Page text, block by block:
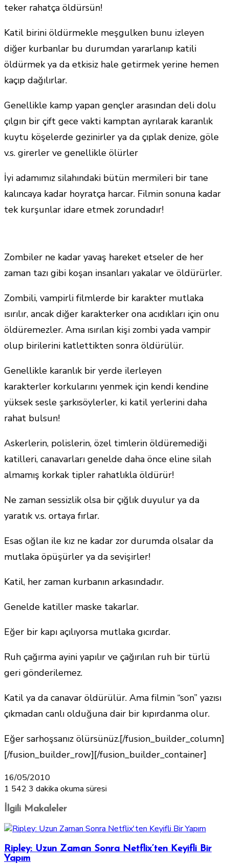
teker rahatça öldürsün!
Katil birini öldürmekle meşgulken bunu izleyen
diğer kurbanlar bu durumdan yararlanıp katili
öldürmek ya da etkisiz hale getirmek yerine hemen
kaçıp dağılırlar.
Genellikle kamp yapan gençler arasından deli dolu
çılgın bir çift gece vakti kamptan ayrılarak karanlık
kuytu köşelerde gezinirler ya da çıplak denize, göle
v.s. girerler ve genellikle ölürler
İyi adamımız silahındaki bütün mermileri bir tane
kalıncaya kadar hoyratça harcar. Filmin sonuna kadar
tek kurşunlar idare etmek zorundadır!
Zombiler ne kadar yavaş hareket etseler de her
zaman tazı gibi koşan insanları yakalar ve öldürürler.
Zombili, vampirli filmlerde bir karakter mutlaka
ısırılır, ancak diğer karakterker ona acıdıkları için onu
öldüremezler. Ama ısırılan kişi zombi yada vampir
olup birilerini katlettikten sonra öldürülür.
Genellikle karanlık bir yerde ilerleyen
karakterler korkularını yenmek için kendi kendine
yüksek sesle şarkısöylerler, ki katil yerlerini daha
rahat bulsun!
Askerlerin, polislerin, özel timlerin öldüremediği
katilleri, canavarları genelde daha önce eline silah
almamış korkak tipler rahatlıkla öldürür!
Ne zaman sessizlik olsa bir çığlık duyulur ya da
yaratık v.s. ortaya fırlar.
Esas oğlan ile kız ne kadar zor durumda olsalar da
mutlaka öpüşürler ya da sevişirler!
Katil, her zaman kurbanın arkasındadır.
Genelde katiller maske takarlar.
Eğer bir kapı açılıyorsa mutlaka gıcırdar.
Ruh çağırma ayini yapılır ve çağırılan ruh bir türlü
geri gönderilemez.
Katil ya da canavar öldürülür. Ama filmin “son” yazısı
çıkmadan canlı olduğuna dair bir kıpırdanma olur.
Eğer sarhoşsanız ölürsünüz.[/fusion_builder_column]
[/fusion_builder_row][/fusion_builder_container]
16/05/2010
1 542 3 dakika okuma süresi
İlgili Makaleler
Ripley: Uzun Zaman Sonra Netflix’ten Keyifli Bir
Yapım